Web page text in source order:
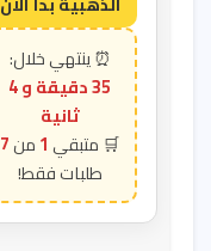
35 دقيقة و 3
ثانية
1
7